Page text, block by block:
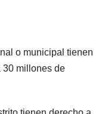
o municipal tienen
30 millones de